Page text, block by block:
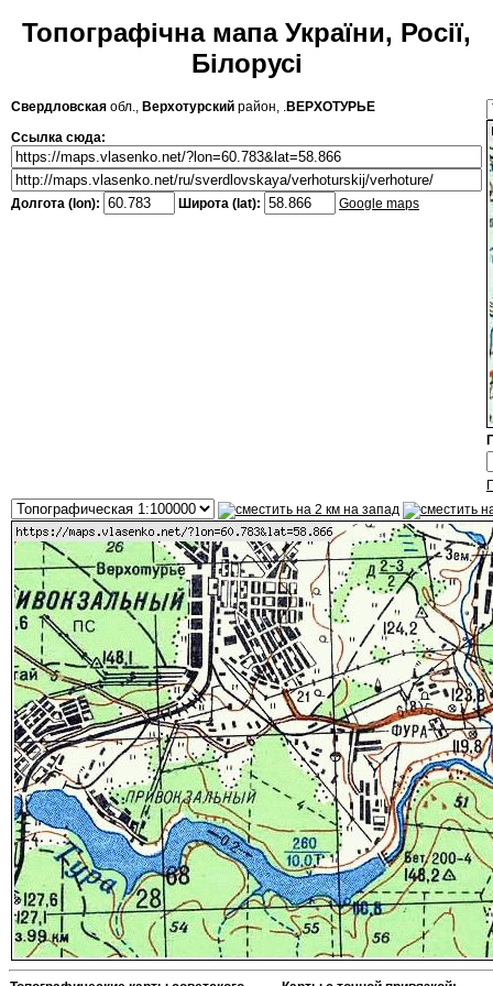
Топографічна мапа України, Росії,
Білорусі
Свердловская обл., Верхотурский район, .ВЕРХОТУРЬЕ
Ссылка сюда:
Долгота (lon): Широта (lat): Google maps